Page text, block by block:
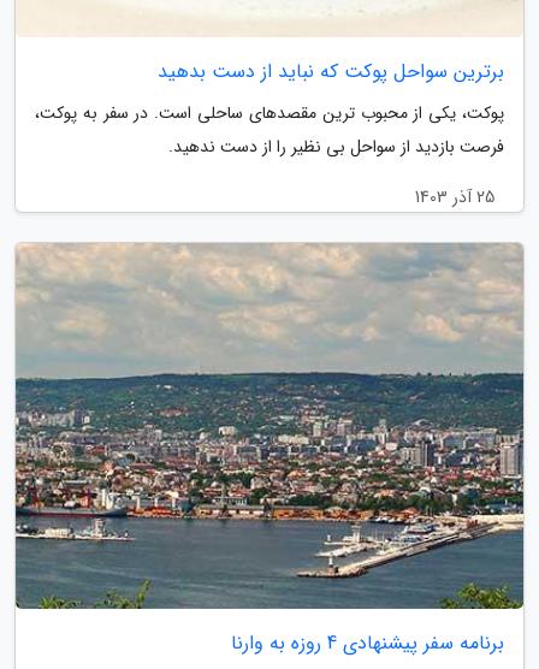
برترین سواحل پوکت که نباید از دست بدهید
پوکت، یکی از محبوب ترین مقصدهای ساحلی است. در سفر به پوکت،
فرصت بازدید از سواحل بی نظیر را از دست ندهید.
25 آذر 1403
برنامه سفر پیشنهادی 4 روزه به وارنا